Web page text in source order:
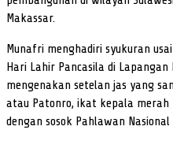
Makassar.
Munafri menghadiri syukuran
Hari Lahir Pancasila di Lapangan
mengenakan setelan jas yang
atau Patonro, ikat kepala merah
dengan sosok Pahlawan